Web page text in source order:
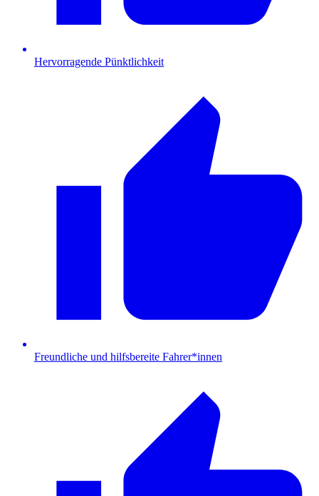
Hervorragende Pünktlichkeit
Freundliche und hilfsbereite Fahrer*innen